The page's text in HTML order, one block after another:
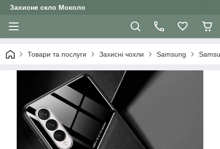
Захисне скло Moколо
Товари та послуги Захисні чохли Samsung